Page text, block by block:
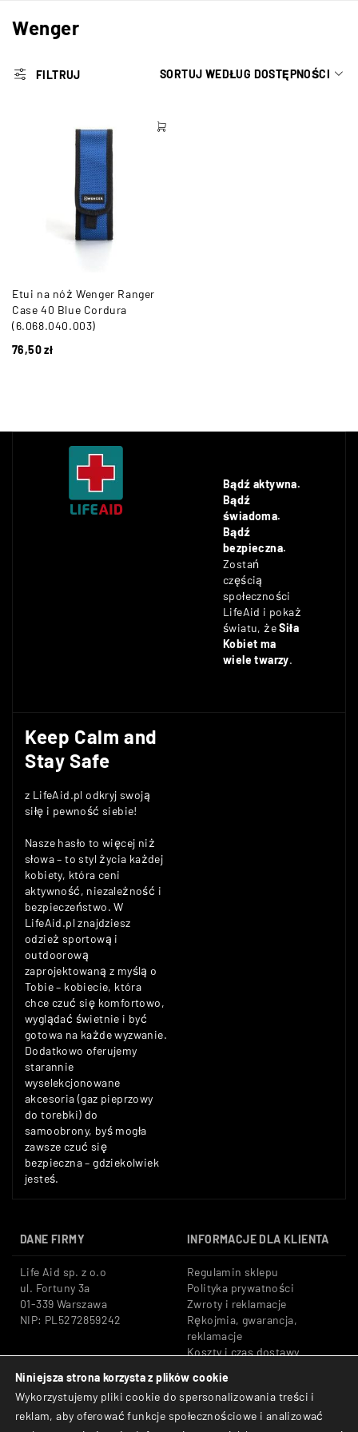
Wenger
FILTRUJ SORTUJ WEDŁUG DOSTĘPNOŚCI
Etui na nóż Wenger Ranger
Case 40 Blue Cordura
(6.068.040.003)
76,50zł
Bądź aktywna.
Bądź
świadoma.
Bądź
bezpieczna.
Zostań
częścią
społeczności
LifeAid i pokaż
światu, żeSiła
Kobiet ma
wiele twarzy.
Keep Calm and
Stay Safe
z LifeAid.pl odkryj swoją
siłę i pewność siebie!
Nasze hasło to więcej niż
słowa – to styl życia każdej
kobiety, która ceni
aktywność, niezależność i
bezpieczeństwo. W
LifeAid.pl znajdziesz
odzież sportową i
outdoorową
zaprojektowaną z myślą o
Tobie – kobiecie, która
chce czuć się komfortowo,
wyglądać świetnie i być
gotowa na każde wyzwanie.
Dodatkowo oferujemy
starannie
wyselekcjonowane
akcesoria (gaz pieprzowy
do torebki) do
samoobrony, byś mogła
zawsze czuć się
bezpieczna – gdziekolwiek
jesteś.
DANE FIRMY INFORMACJE DLA KLIENTA
Life Aid sp. z o.o
ul. Fortuny 3a
01-339 Warszawa
NIP: PL5272859242
Regulamin sklepu
Polityka prywatności
Zwroty i reklamacje
Rękojmia, gwarancja,
reklamacje
Koszty i czas dostawy
Tel: +48 533 666 776
E-mail: shop@lifeaid.pl
Bezpieczne płatności:
Przelewy24, BLIK, Karty
płatnicze
Niniejsza strona korzysta z plików cookie
Wykorzystujemy pliki cookie do spersonalizowania treści i
reklam, aby oferować funkcje społecznościowe i analizować